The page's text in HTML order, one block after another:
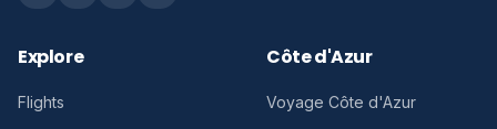
Explore
Flights
Côte d'Azur
Voyage Côte d'Azur